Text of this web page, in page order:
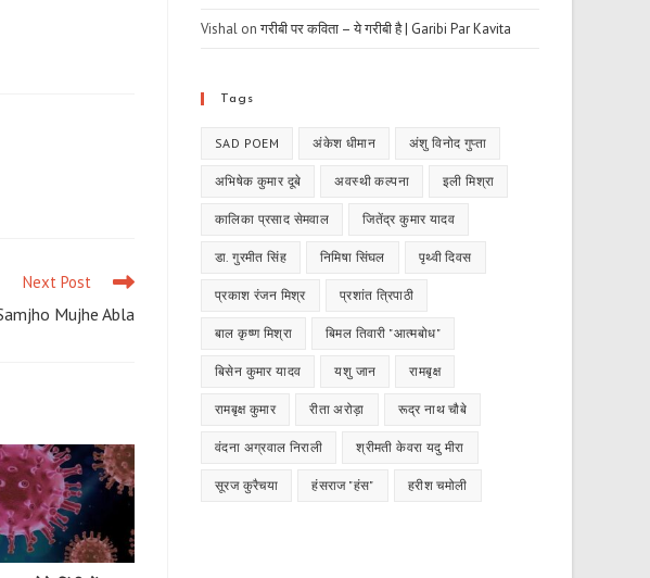
Next Post
Mujhe Abla
Vishal onगरीबी पर कविता – ये गरीबी है | Garibi Par Kavita
Tags
SAD POEM अंकेश धीमान अंशु विनोद गुप्ता
अभिषेक कुमार दूबे अवस्थी कल्पना इली मिश्रा
कालिका प्रसाद सेमवाल जितेंद्र कुमार यादव
डा. गुरमीत सिंह निमिषा सिंघल पृथ्वी दिवस
प्रकाश रंजन मिश्र प्रशांत त्रिपाठी
बाल कृष्ण मिश्रा बिमल तिवारी "आत्मबोध"
बिसेन कुमार यादव यशु जान रामबृक्ष
रामबृक्ष कुमार रीता अरोड़ा रूद्र नाथ चौबे
वंदना अग्रवाल निराली श्रीमती केवरा यदु मीरा
सूरज कुरैचया हंसराज "हंस" हरीश चमोली